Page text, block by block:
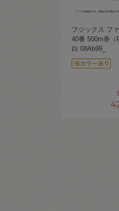
フジックス フ
40番 500m巻（
白 08Ab99_